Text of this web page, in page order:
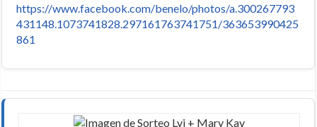
https://www.facebook.com/benelo/photos/a.300267793
431148.1073741828.297161763741751/363653990425
861